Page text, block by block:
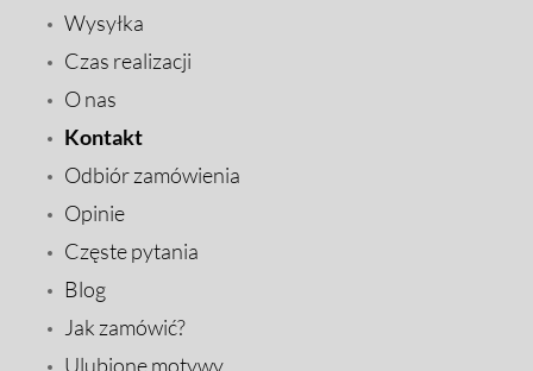
Wysyłka
Czas realizacji
O nas
Kontakt
Odbiór zamówienia
Opinie
Częste pytania
Blog
Jak zamówić?
Ulubione motywy